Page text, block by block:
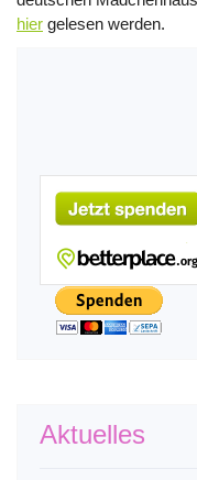
hier gelesen werden.
Aktuelles